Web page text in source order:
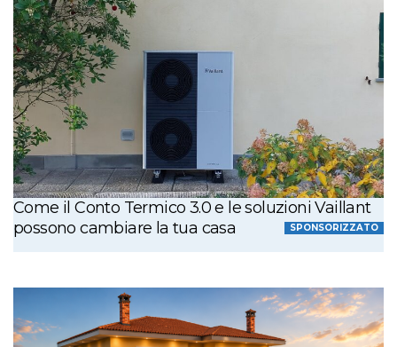
Come il Conto Termico 3.0 e le soluzioni Vaillant
possono cambiare la tua casa
SPONSORIZZATO